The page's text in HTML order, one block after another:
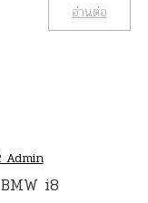
อ่านต่อ
Admin
i8